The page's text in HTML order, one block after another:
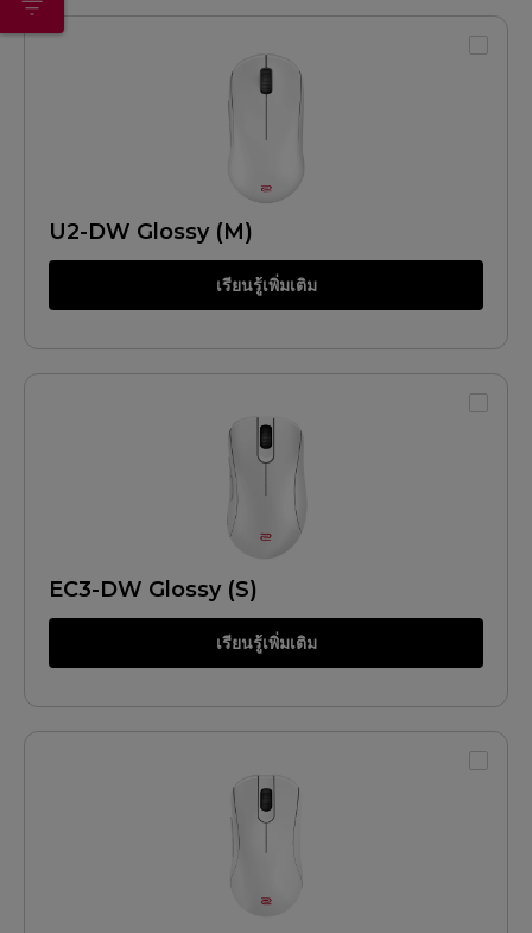
U2-DW Glossy (M)
เรียนรู้เพิ่มเติม
EC3-DW Glossy (S)
เรียนรู้เพิ่มเติม